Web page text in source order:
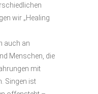
wir „Healing
auch an
Menschen, die
mit
Singen ist